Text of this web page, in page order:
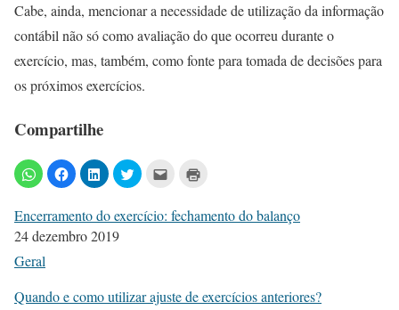
Cabe, ainda, mencionar a necessidade de utilização da informação
contábil não só como avaliação do que ocorreu durante o
exercício, mas, também, como fonte para tomada de decisões para
os próximos exercícios.
Compartilhe
Encerramento do exercício: fechamento do balanço
24 dezembro 2019
Geral
Quando e como utilizar ajuste de exercícios anteriores?